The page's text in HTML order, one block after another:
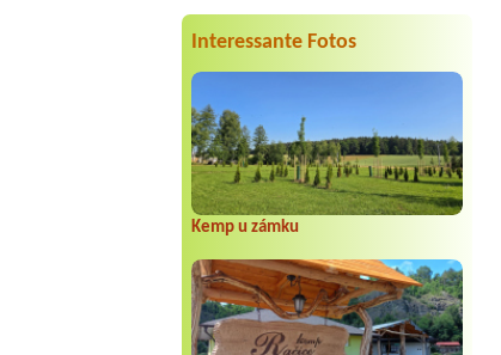
Kennzeichen. Der Oberpascha drehte
alles. Ringsum packten alle Gäste ihre
Wohnmobile schnell zusammen und
verschwanden. Wir auch!
Julia*****
Dieser Campingplatz ist wunderschön
gelegen direkt am See mit großer
Liegewiese und tollem Seezugang. Die
Sanitäranlagen sind sehr großzügig und
sauber. Seit heuer gibt es samstags
Feuerkörbe und Stockbrot am Strand
... unsere Kinder und auch wir
Erwachsene waren begeistert! Hier
fühlt man sich jederzeit willkommen,
Interessante Fotos
Kemp u zámku